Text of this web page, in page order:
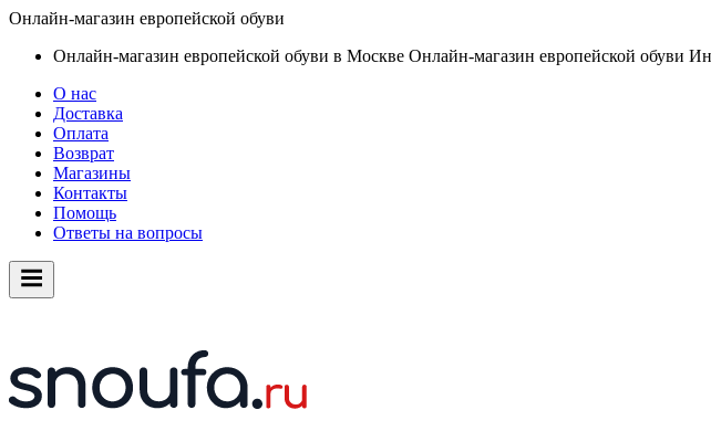
Онлайн-магазин европейской обуви
Онлайн-магазин европейской обуви в Москве Онлайн-магазин европейской обуви
О нас
Доставка
Оплата
Возврат
Магазины
Контакты
Помощь
Ответы на вопросы